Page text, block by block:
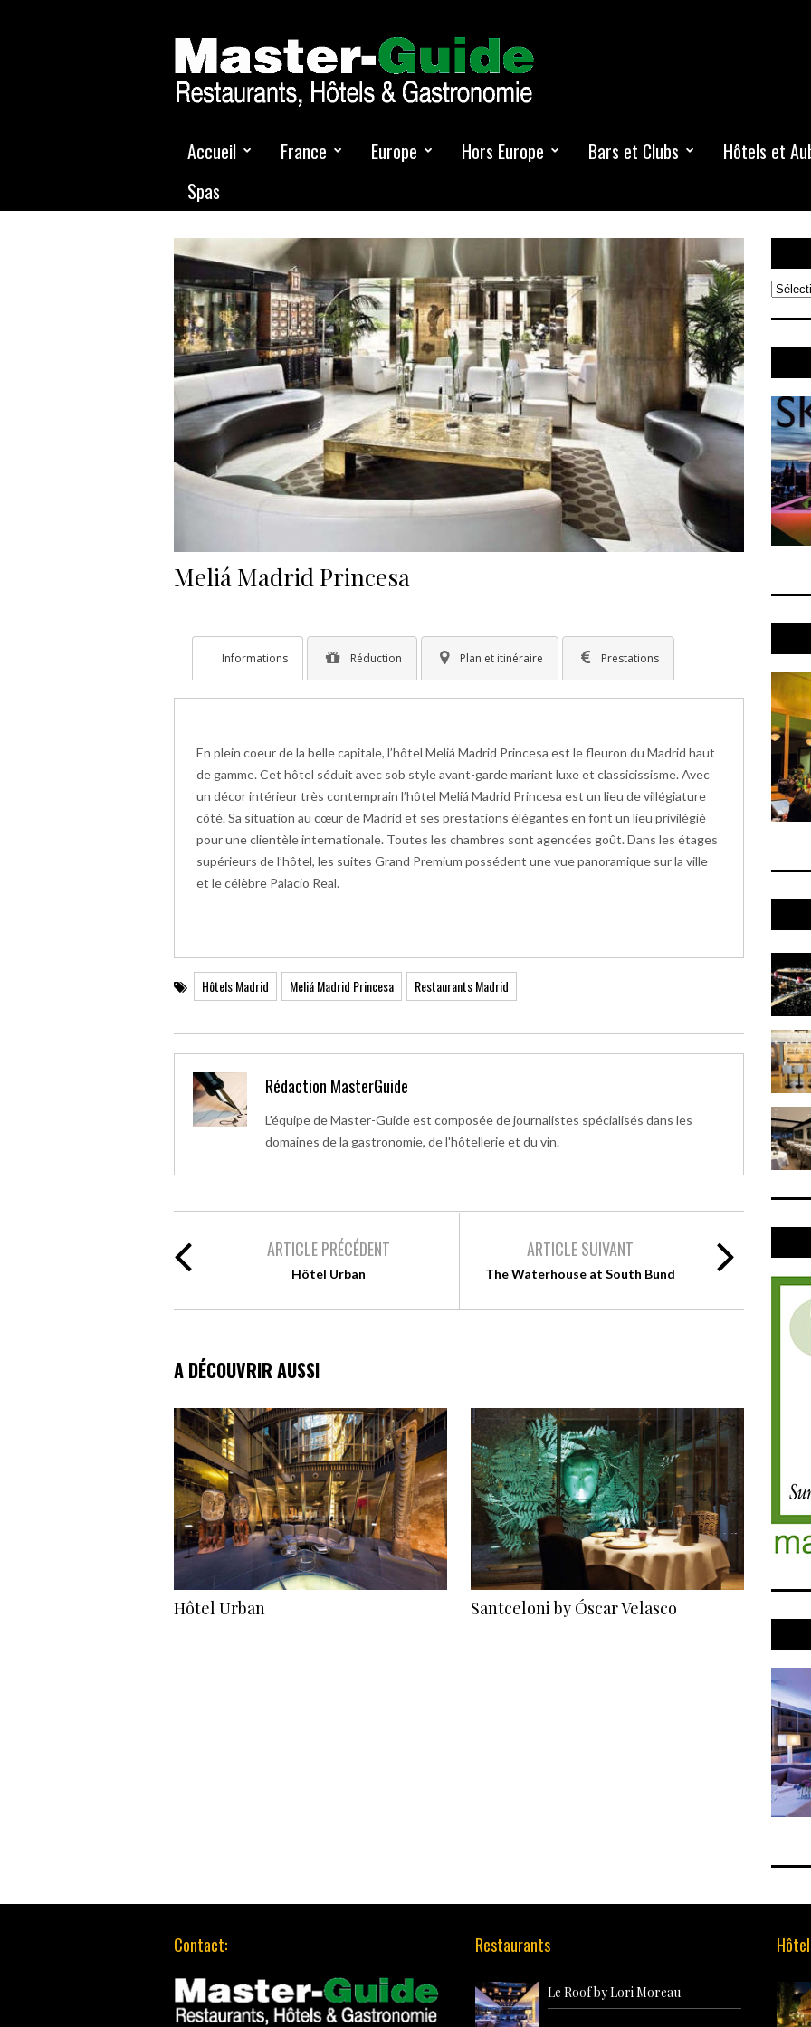
Accueil France Europe Hors Europe Bars et Clubs
Hôtels et
Spas
Meliá Madrid Princesa
Informations Réduction Plan et itinéraire Prestations
En plein coeur de la belle capitale, l’hôtel Meliá Madrid Princesa est le fleuron du Madrid haut
de gamme. Cet hôtel séduit avec sob style avant-garde mariant luxe et classicissisme. Avec
un décor intérieur très contemprain l’hôtel Meliá Madrid Princesa est un lieu de villégiature
côté. Sa situation au cœur de Madrid et ses prestations élégantes en font un lieu privilégié
pour une clientèle internationale. Toutes les chambres sont agencées goût. Dans les étages
supérieurs de l’hôtel, les suites Grand Premium possédent une vue panoramique sur la ville
et le célèbre Palacio Real.
Hôtels Madrid Meliá Madrid Princesa Restaurants Madrid
Rédaction MasterGuide
L'équipe de Master-Guide est composée de journalistes spécialisés dans les
domaines de la gastronomie, de l'hôtellerie et du vin.
ARTICLE PRÉCÉDENT
Hôtel Urban
ARTICLE SUIVANT
The Waterhouse at South Bund
A DÉCOUVRIR AUSSI
Hôtel Urban Santceloni by Óscar Velasco
Contact: Restaurants
Le Roof by Lori Moreau